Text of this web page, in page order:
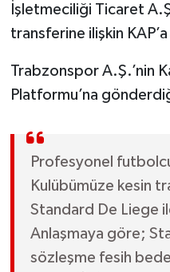
İşletmeciliği Ticaret
transferine ilişkin
Trabzonspor A.Ş.’nin
Platformu’na
Profesyonel
Kulübümüze kesin
Standard De Liege
Anlaşmaya göre;
sözleşme fesih